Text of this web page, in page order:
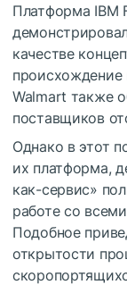
Платформа IBM
качестве
происхождение
Walmart также
поставщиков
Однако в этот
их платформа,
как-сервис»
работе со
Подобное
открытости